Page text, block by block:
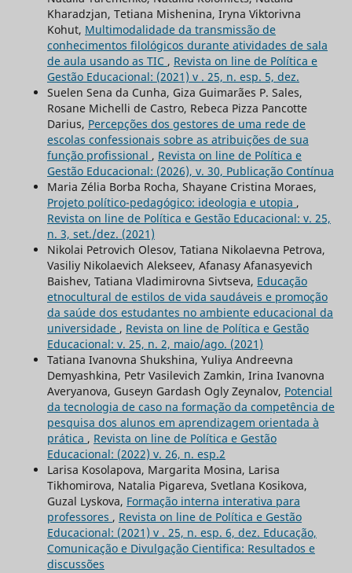
Kharadzjan, Tetiana Mishenina, Iryna Viktorivna
Kohut, Multimodalidade da transmissão de
conhecimentos filológicos durante atividades de sala
de aula usando as TIC , Revista on line de Política e
Gestão Educacional: (2021) v . 25, n. esp. 5, dez.
Suelen Sena da Cunha, Giza Guimarães P. Sales,
Rosane Michelli de Castro, Rebeca Pizza Pancotte
Darius, Percepções dos gestores de uma rede de
escolas confessionais sobre as atribuições de sua
função profissional , Revista on line de Política e
Gestão Educacional: (2026), v. 30, Publicação Contínua
Maria Zélia Borba Rocha, Shayane Cristina Moraes,
Projeto político-pedagógico: ideologia e utopia ,
Revista on line de Política e Gestão Educacional: v. 25,
n. 3, set./dez. (2021)
Nikolai Petrovich Olesov, Tatiana Nikolaevna Petrova,
Vasiliy Nikolaevich Alekseev, Afanasy Afanasyevich
Baishev, Tatiana Vladimirovna Sivtseva, Educação
etnocultural de estilos de vida saudáveis e promoção
da saúde dos estudantes no ambiente educacional da
universidade , Revista on line de Política e Gestão
Educacional: v. 25, n. 2, maio/ago. (2021)
Tatiana Ivanovna Shukshina, Yuliya Andreevna
Demyashkina, Petr Vasilevich Zamkin, Irina Ivanovna
Averyanova, Guseyn Gardash Ogly Zeynalov, Potencial
da tecnologia de caso na formação da competência de
pesquisa dos alunos em aprendizagem orientada à
prática , Revista on line de Política e Gestão
Educacional: (2022) v. 26, n. esp.2
Larisa Kosolapova, Margarita Mosina, Larisa
Tikhomirova, Natalia Pigareva, Svetlana Kosikova,
Guzal Lyskova, Formação interna interativa para
professores , Revista on line de Política e Gestão
Educacional: (2021) v . 25, n. esp. 6, dez. Educação,
Comunicação e Divulgação Cientifica: Resultados e
discussões